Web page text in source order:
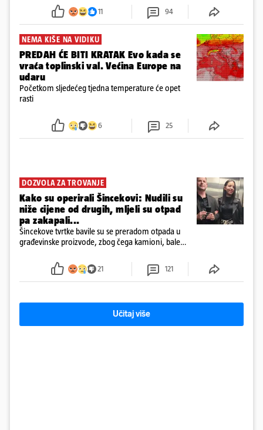
požar, rekao je vlasnik
11 94
NEMA KIŠE NA VIDIKU
PREDAH ĆE BITI KRATAK Evo kada se
vraća toplinski val. Većina Europe na
udaru
Početkom sljedećeg tjedna temperature će opet
rasti
6 25
DOZVOLA ZA TROVANJE
Kako su operirali Šincekovi: Nudili su
niže cijene od drugih, mljeli su otpad
pa zakapali...
Šincekove tvrtke bavile su se preradom otpada u
građevinske proizvode, zbog čega kamioni, bale
21 121
Učitaj više